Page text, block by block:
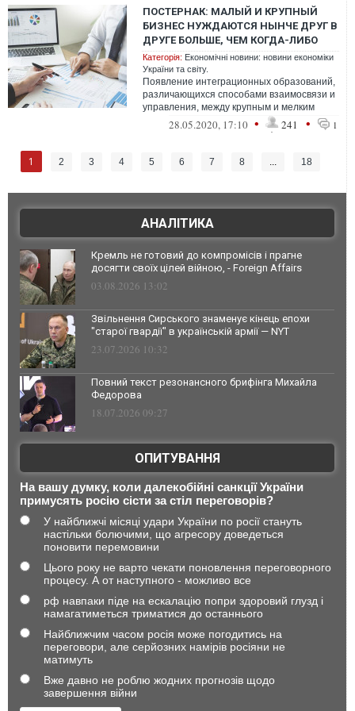
ПОСТЕРНАК: МАЛЫЙ И КРУПНЫЙ
БИЗНЕС НУЖДАЮТСЯ НЫНЧЕ ДРУГ В
ДРУГЕ БОЛЬШЕ, ЧЕМ КОГДА-ЛИБО
Категорія: Економічні новини: новини економіки
України та світу.
Появление интеграционных образований,
различающихся способами взаимосвязи и
управления, между крупным и мелким
бизнесом создает уникальную микросреду
28.05.2020, 17:10 • 241 • 1
1 2 3 4 5 6 7 8 ... 18
АНАЛІТИКА
Кремль не готовий до компромісів і прагне
досягти своїх цілей війною, - Foreign Affairs
03.08.2026 13:02
Звільнення Сирського знаменує кінець епохи
"старої гвардії" в українській армії — NYT
23.07.2026 10:32
Повний текст резонансного брифінга Михайла
Федорова
18.07.2026 09:27
ОПИТУВАННЯ
На вашу думку, коли далекобійні санкції України
примусять росію сісти за стіл переговорів?
У найближчі місяці удари України по росії стануть
настільки болючими, що агресору доведеться
поновити перемовини
Цього року не варто чекати поновлення переговорного
процесу. А от наступного - можливо все
рф навпаки піде на ескалацію попри здоровий глузд і
намагатиметься триматися до останнього
Найближчим часом росія може погодитись на
переговори, але серйозних намірів росіяни не
матимуть
Вже давно не роблю жодних прогнозів щодо
завершення війни